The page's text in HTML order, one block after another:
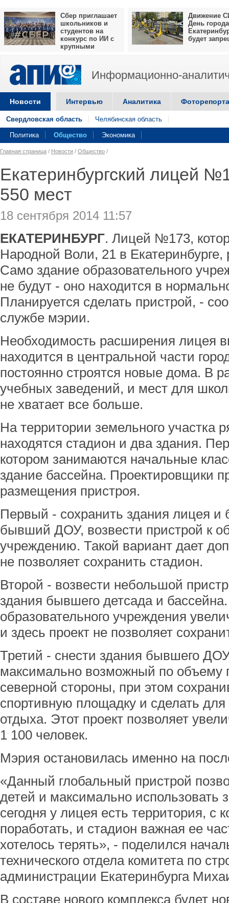
Сбер приглашает
школьников и
студентов на
конкурс по ИИ с
крупными
Движение
День города
будет
Информационно-
Новости Интервью Аналитика
Свердловская область Челябинская область
Политика Общество Экономика
Главная страница / Новости / Общество /
Екатеринбургский лицей
550 мест
18 сентября 2014 11:57
ЕКАТЕРИНБУРГ. Лицей №173,
Народной Воли, 21 в
Само здание образовательного
не будут - оно находится в
Планируется сделать пристрой, -
службе мэрии.
Необходимость расширения лицея
находится в центральной части
постоянно строятся новые дома. В
учебных заведений, и мест для
не хватает все больше.
На территории земельного участка
находятся стадион и два здания.
котором занимаются начальные
здание бассейна. Проектировщики
размещения пристроя.
Первый - сохранить здания лицея и
бывший ДОУ, возвести пристрой к
учреждению. Такой вариант дает
не позволяет сохранить стадион.
Второй - возвести небольшой
здания бывшего детсада и
образовательного учреждения
и здесь проект не позволяет
Третий - снести здания бывшего
максимально возможный по объему
северной стороны, при этом
спортивную площадку и сделать
отдыха. Этот проект позволяет
1 100 человек.
Мэрия остановилась именно на
«Данный глобальный пристрой
детей и максимально использовать
сегодня у лицея есть территория, с
поработать, и стадион важная ее
хотелось терять», - поделился
технического отдела комитета по
администрации Екатеринбурга
В составе нового комплекса будет